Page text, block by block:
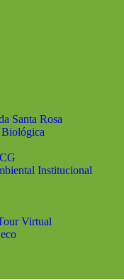
Santa Rosa
Biológica
Institucional
Virtual